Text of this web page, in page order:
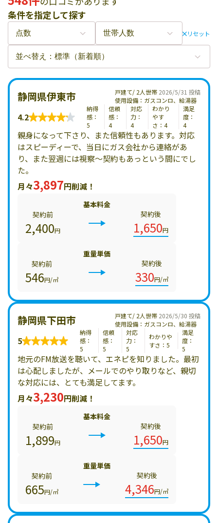
条件を指定して探す
リセット
2026/5/31 投稿
静岡県伊東市
戸建て/ 2人世帯
使用設備：ガスコンロ、給湯器
4.2
納得
感：
5
信頼
感：
4
対応
力：
4
わかり
やす
さ：4
満足
度：
4
親身になって下さり、また信頼性もあります。対応
はスピーディーで、当日にガス会社から連絡があ
り、また翌週には視察〜契約もあっという間にでし
た。
月々3,897円削減！
基本料金
契約前
2,400円
契約後
1,650円
重量単価
契約前
546円/㎥
契約後
330円/㎥
2026/5/30 投稿
静岡県下田市
戸建て/ 2人世帯
使用設備：ガスコンロ、給湯器
5
納得
感：
5
信頼
感：
5
対応
力：
5
わかりや
すさ：5
満足
度：
5
地元のFM放送を聴いて、エネピを知りました。最初
は心配しましたが、メールでのやり取りなど、親切
な対応には、とても満足してます。
月々3,230円削減！
基本料金
契約前
1,899円
契約後
1,650円
重量単価
契約前
665円/㎥
契約後
4,346円/㎥